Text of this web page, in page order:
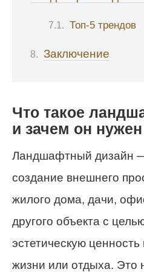
Топ-5 трендов
Заключение
Что такое
и зачем он нужен
Ландшафтный дизайн
создание внешнего
жилого дома, дачи,
другого объекта с
эстетическую ценность
жизни или отдыха. Это